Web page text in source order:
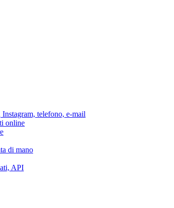
telefono, e-mail
online
di mano
API